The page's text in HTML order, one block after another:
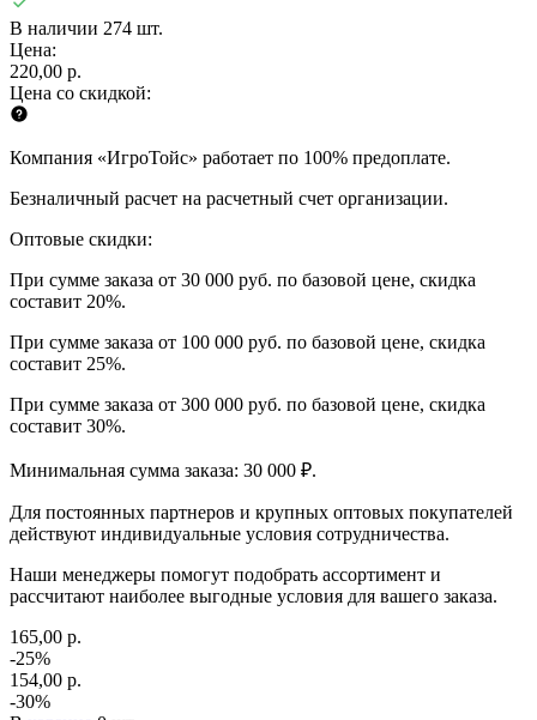
В наличии 274 шт.
Цена:
220,00 р.
Цена со скидкой:
Компания «ИгроТойс» работает по 100% предоплате.
Безналичный расчет на расчетный счет организации.
Оптовые скидки:
При сумме заказа от 30 000 руб. по базовой цене, скидка
составит 20%.
При сумме заказа от 100 000 руб. по базовой цене, скидка
составит 25%.
При сумме заказа от 300 000 руб. по базовой цене, скидка
составит 30%.
Минимальная сумма заказа: 30 000 ₽.
Для постоянных партнеров и крупных оптовых покупателей
действуют индивидуальные условия сотрудничества.
Наши менеджеры помогут подобрать ассортимент и
рассчитают наиболее выгодные условия для вашего заказа.
165,00 р.
-25%
154,00 р.
-30%